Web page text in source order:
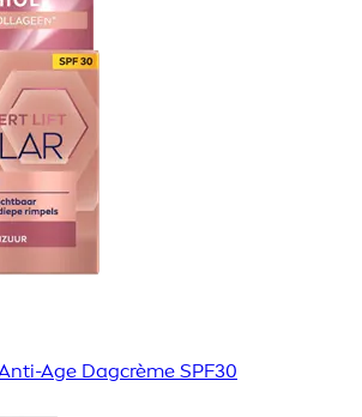
Age Dagcrème SPF30